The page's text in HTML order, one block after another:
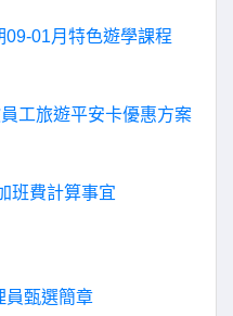
01月特色遊學課程
工旅遊平安卡優惠方案
班費計算事宜
員甄選簡章